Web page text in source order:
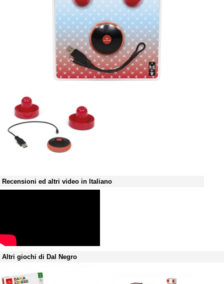
Recensioni ed altri video in Italiano
Altri giochi di Dal Negro